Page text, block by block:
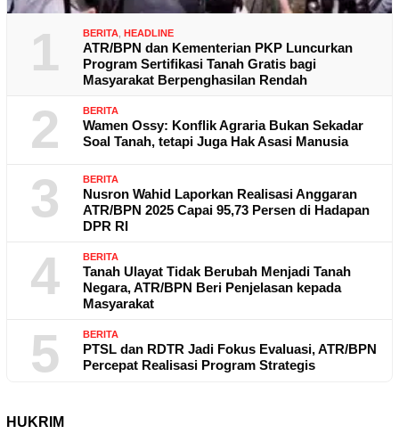
1 BERITA HEADLINE
ATR/BPN dan Kementerian PKP Luncurkan
Program Sertifikasi Tanah Gratis bagi
Masyarakat Berpenghasilan Rendah
2 BERITA
Wamen Ossy: Konflik Agraria Bukan Sekadar
Soal Tanah, tetapi Juga Hak Asasi Manusia
3 BERITA
Nusron Wahid Laporkan Realisasi Anggaran
ATR/BPN 2025 Capai 95,73 Persen di Hadapan
DPR RI
4 BERITA
Tanah Ulayat Tidak Berubah Menjadi Tanah
Negara, ATR/BPN Beri Penjelasan kepada
Masyarakat
5 BERITA
PTSL dan RDTR Jadi Fokus Evaluasi, ATR/BPN
Percepat Realisasi Program Strategis
HUKRIM